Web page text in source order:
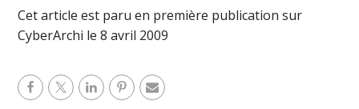
Cet article est paru en première publication sur
CyberArchi le 8 avril 2009